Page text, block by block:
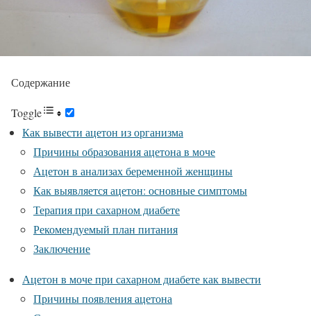
Содержание
Toggle
Как вывести ацетон из организма
Причины образования ацетона в моче
Ацетон в анализах беременной женщины
Как выявляется ацетон: основные симптомы
Терапия при сахарном диабете
Рекомендуемый план питания
Заключение
Ацетон в моче при сахарном диабете как вывести
Причины появления ацетона